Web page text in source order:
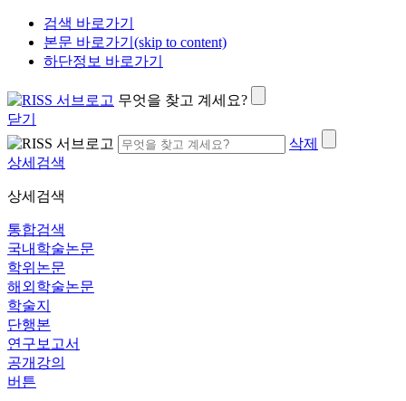
검색 바로가기
본문 바로가기(skip to content)
하단정보 바로가기
무엇을 찾고 계세요?
닫기
삭제
상세검색
상세검색
통합검색
국내학술논문
학위논문
해외학술논문
학술지
단행본
연구보고서
공개강의
버튼